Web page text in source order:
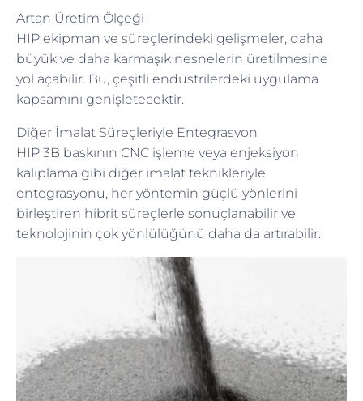
Artan Üretim Ölçeği
HIP ekipman ve süreçlerindeki gelişmeler, daha
büyük ve daha karmaşık nesnelerin üretilmesine
yol açabilir. Bu, çeşitli endüstrilerdeki uygulama
kapsamını genişletecektir.
Diğer İmalat Süreçleriyle Entegrasyon
HIP 3B baskının CNC işleme veya enjeksiyon
kalıplama gibi diğer imalat teknikleriyle
entegrasyonu, her yöntemin güçlü yönlerini
birleştiren hibrit süreçlerle sonuçlanabilir ve
teknolojinin çok yönlülüğünü daha da artırabilir.